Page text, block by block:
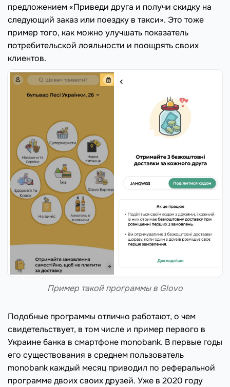
предложением «Приведи друга и получи скидку на
следующий заказ или поездку в такси». Это тоже
пример того, как можно улучшать показатель
потребительской лояльности и поощрять своих
клиентов.
Пример такой программы в Glovo
Подобные программы отлично работают, о чем
свидетельствует, в том числе и пример первого в
Украине банка в смартфоне monobank. В первые годы
его существования в среднем пользователь
monobank каждый месяц приводил по реферальной
программе двоих своих друзей. Уже в 2020 году